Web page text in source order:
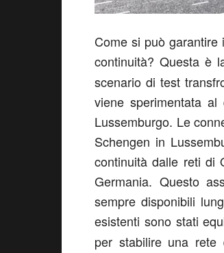
Come si può
continuità? Questa è
scenario di test
viene sperimentata
Lussemburgo. Le
Schengen in
continuità dalle reti di
Germania. Questo
sempre disponibili
esistenti sono stati
per stabilire una